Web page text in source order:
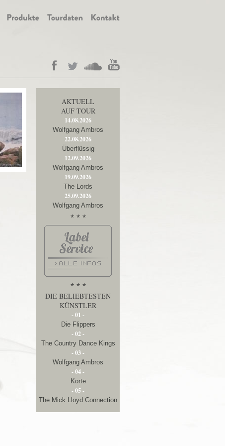
AKTUELL
AUF TOUR
14.08.2026
Wolfgang Ambros
22.08.2026
Überflüssig
12.09.2026
Wolfgang Ambros
19.09.2026
The Lords
25.09.2026
Wolfgang Ambros
* * *
* * *
DIE BELIEBTESTEN
KÜNSTLER
- 01 -
Die Flippers
- 02 -
The Country Dance Kings
- 03 -
Wolfgang Ambros
- 04 -
Korte
- 05 -
The Mick Lloyd Connection